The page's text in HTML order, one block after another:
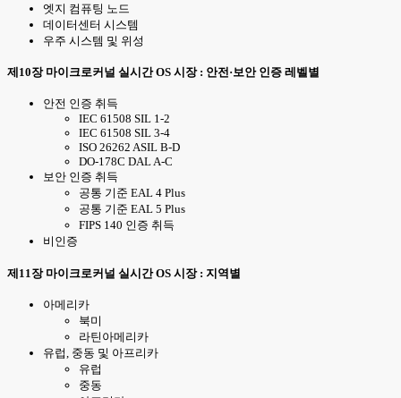
엣지 컴퓨팅 노드
데이터센터 시스템
우주 시스템 및 위성
제10장 마이크로커널 실시간 OS 시장 : 안전·보안 인증 레벨별
안전 인증 취득
IEC 61508 SIL 1-2
IEC 61508 SIL 3-4
ISO 26262 ASIL B-D
DO-178C DAL A-C
보안 인증 취득
공통 기준 EAL 4 Plus
공통 기준 EAL 5 Plus
FIPS 140 인증 취득
비인증
제11장 마이크로커널 실시간 OS 시장 : 지역별
아메리카
북미
라틴아메리카
유럽, 중동 및 아프리카
유럽
중동